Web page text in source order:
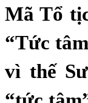
Mã Tổ
“Tức
vì thế